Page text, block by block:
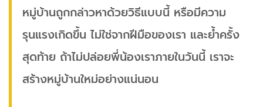
หมู่บ้านถูกกล่าวหาด้วยวิธีแบบนี้ หรือมีความ
รุนแรงเกิดขึ้น ไม่ใช่จากฝีมือของเรา และย้ำครั้ง
สุดท้าย ถ้าไม่ปล่อยพี่น้องเราภายในวันนี้ เราจะ
สร้างหมู่บ้านใหม่อย่างแน่นอน